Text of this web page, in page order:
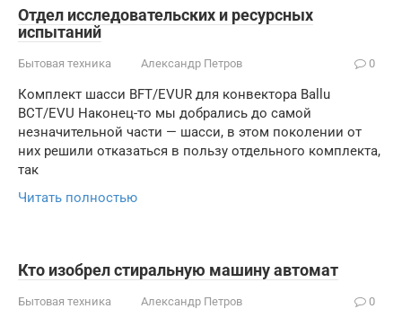
Отдел исследовательских и ресурсных
испытаний
Бытовая техника Александр Петров 0
Комплект шасси BFT/EVUR для конвектора Ballu
BCT/EVU Наконец-то мы добрались до самой
незначительной части — шасси, в этом поколении от
них решили отказаться в пользу отдельного комплекта,
так
Читать полностью
Кто изобрел стиральную машину автомат
Бытовая техника Александр Петров 0